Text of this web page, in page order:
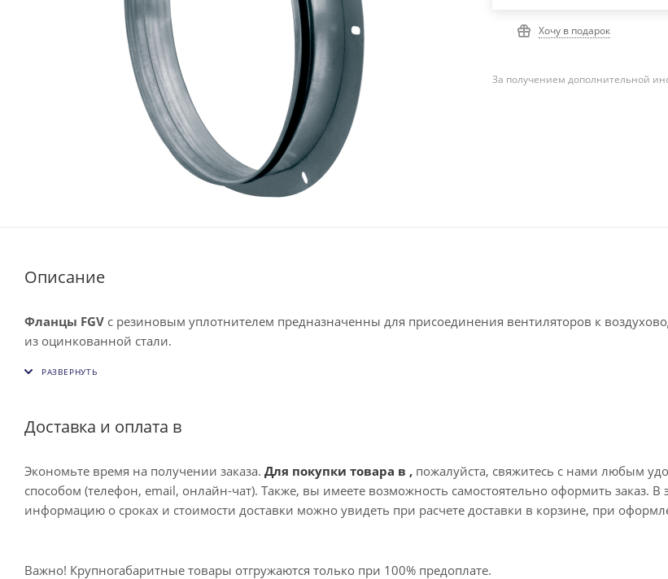
Хочу в подарок
За получением дополнительной
Описание
Фланцы FGV с резиновым уплотнителем предназначенны для присоединения вентиляторов к
из оцинкованной стали.
Доставка и оплата в
Экономьте время на получении заказа. Для покупки товара в , пожалуйста, свяжитесь с нами любым
способом (телефон, email, онлайн-чат). Также, вы имеете возможность самостоятельно оформить заказ. В
информацию о сроках и стоимости доставки можно увидеть при расчете доставки в корзине, при
Важно! Крупногабаритные товары отгружаются только при 100% предоплате.